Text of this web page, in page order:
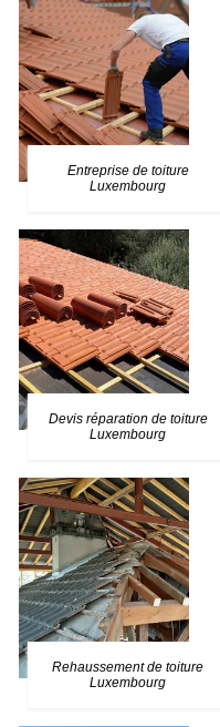
Entreprise de toiture
Luxembourg
Devis réparation de toiture
Luxembourg
Rehaussement de toiture
Luxembourg